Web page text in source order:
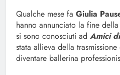
Qualche mese fa Giulia
hanno annunciato la fine
si sono conosciuti ad Amici
stata allieva della
diventare ballerina